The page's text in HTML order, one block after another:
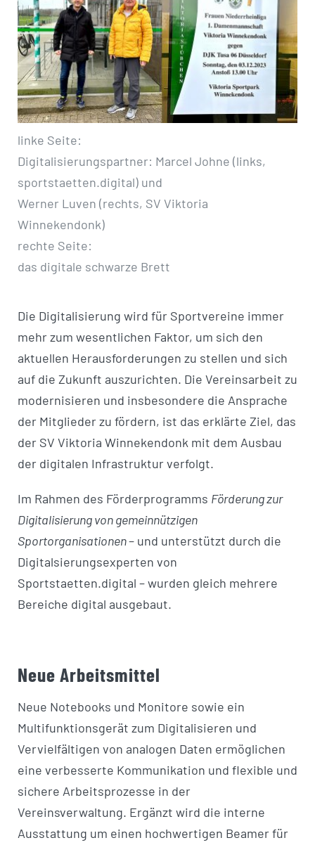
linke Seite:
Digitalisierungspartner: Marcel Johne (links,
sportstaetten.digital) und
Werner Luven (rechts, SV Viktoria
Winnekendonk)
rechte Seite:
das digitale schwarze Brett
Die Digitalisierung wird für Sportvereine immer
mehr zum wesentlichen Faktor, um sich den
aktuellen Herausforderungen zu stellen und sich
auf die Zukunft auszurichten. Die Vereinsarbeit zu
modernisieren und insbesondere die Ansprache
der Mitglieder zu fördern, ist das erklärte Ziel, das
der SV Viktoria Winnekendonk mit dem Ausbau
der digitalen Infrastruktur verfolgt.
Im Rahmen des Förderprogramms Förderung zur
Digitalisierung von gemeinnützigen
Sportorganisationen– und unterstützt durch die
Digitalsierungsexperten von
Sportstaetten.digital – wurden gleich mehrere
Bereiche digital ausgebaut.
Neue Arbeitsmittel
Neue Notebooks und Monitore sowie ein
Multifunktionsgerät zum Digitalisieren und
Vervielfältigen von analogen Daten ermöglichen
eine verbesserte Kommunikation und flexible und
sichere Arbeitsprozesse in der
Vereinsverwaltung. Ergänzt wird die interne
Ausstattung um einen hochwertigen Beamer für